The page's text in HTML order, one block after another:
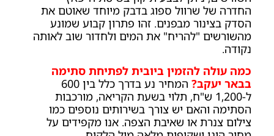
החדרה של שרוול ספוג בדבק מיוחד שאוטם את
הסדק בצינור מבפנים. זהו פתרון קבוע שמונע
מהשורשים "להריח" את המים ולחדור שוב לאותה
נקודה.
כמה עולה להזמין ביובית לפתיחת סתימה
בבאר יעקב?
המחיר נע בדרך כלל בין 600
ל-1,200 ש"ח, תלוי בשעת הקריאה, מורכבות
הסתימה והאם יש צורך בשירותים נוספים כמו
צילום צנרת או שאיבת הצפה. אנו מקפידים על